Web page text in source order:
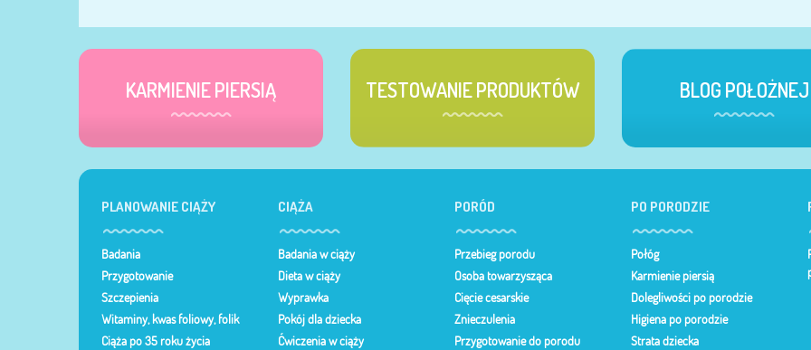
KARMIENIE PIERSIĄ TESTOWANIE PRODUKTÓW BLOG POŁOŻNEJ
PLANOWANIE CIĄŻY
Badania
Przygotowanie
Szczepienia
Witaminy, kwas foliowy, folik
Ciąża po 35 roku życia
CIĄŻA
Badania w ciąży
Dieta w ciąży
Wyprawka
Pokój dla dziecka
Ćwiczenia w ciąży
PORÓD
Przebieg porodu
Osoba towarzysząca
Cięcie cesarskie
Znieczulenia
Przygotowanie do porodu
PO PORODZIE
Połóg
Karmienie piersią
Dolegliwości po porodzie
Higiena po porodzie
Strata dziecka